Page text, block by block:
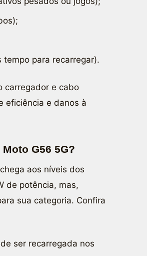
para recarregar).
carregador e cabo
eficiência e danos à
G56 5G?
aos níveis dos
de potência, mas,
sua categoria. Confira
ser recarregada nos